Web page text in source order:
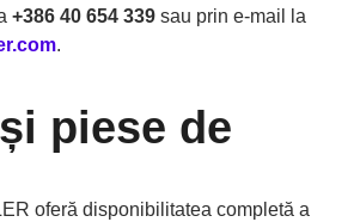
+386 40 654 339 sau prin e-mail la
.
piese de
oferă disponibilitatea completă a